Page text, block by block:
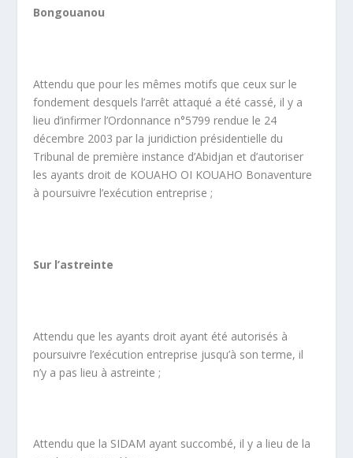
Bongouanou
Attendu que pour les mêmes motifs que ceux sur le
fondement desquels l’arrêt attaqué a été cassé, il y a
lieu d’infirmer l’Ordonnance n°5799 rendue le 24
décembre 2003 par la juridiction présidentielle du
Tribunal de première instance d’Abidjan et d’autoriser
les ayants droit de KOUAHO OI KOUAHO Bonaventure
à poursuivre l’exécution entreprise ;
Sur l’astreinte
Attendu que les ayants droit ayant été autorisés à
poursuivre l’exécution entreprise jusqu’à son terme, il
n’y a pas lieu à astreinte ;
Attendu que la SIDAM ayant succombé, il y a lieu de la